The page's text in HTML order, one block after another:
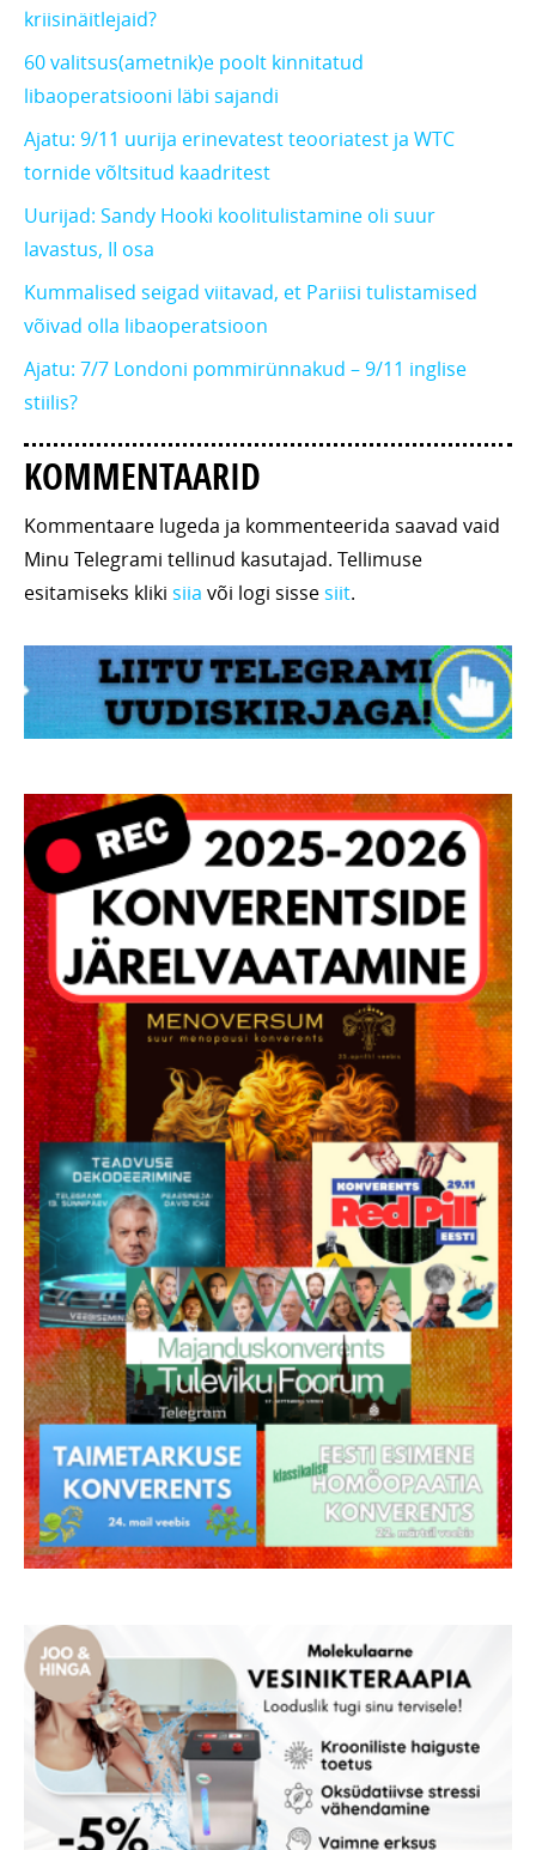
kriisinäitlejaid?
60 valitsus(ametnik)e poolt kinnitatud
libaoperatsiooni läbi sajandi
Ajatu: 9/11 uurija erinevatest teooriatest ja WTC
tornide võltsitud kaadritest
Uurijad: Sandy Hooki koolitulistamine oli suur
lavastus, II osa
Kummalised seigad viitavad, et Pariisi tulistamised
võivad olla libaoperatsioon
Ajatu: 7/7 Londoni pommirünnakud – 9/11 inglise
stiilis?
KOMMENTAARID
Kommentaare lugeda ja kommenteerida saavad vaid
Minu Telegrami tellinud kasutajad. Tellimuse
esitamiseks kliki siia või logi sissesiit.